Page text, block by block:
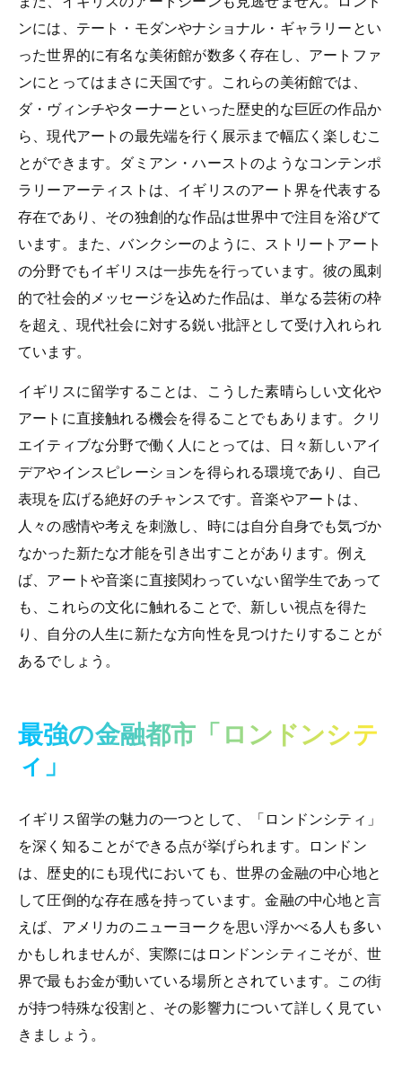
ンには、テート・モダンやナショナル・ギャラリーとい
った世界的に有名な美術館が数多く存在し、アートファ
ンにとってはまさに天国です。これらの美術館では、
ダ・ヴィンチやターナーといった歴史的な巨匠の作品か
ら、現代アートの最先端を行く展示まで幅広く楽しむこ
とができます。ダミアン・ハーストのようなコンテンポ
ラリーアーティストは、イギリスのアート界を代表する
存在であり、その独創的な作品は世界中で注目を浴びて
います。また、バンクシーのように、ストリートアート
の分野でもイギリスは一歩先を行っています。彼の風刺
的で社会的メッセージを込めた作品は、単なる芸術の枠
を超え、現代社会に対する鋭い批評として受け入れられ
ています。
イギリスに留学することは、こうした素晴らしい文化や
アートに直接触れる機会を得ることでもあります。クリ
エイティブな分野で働く人にとっては、日々新しいアイ
デアやインスピレーションを得られる環境であり、自己
表現を広げる絶好のチャンスです。音楽やアートは、
人々の感情や考えを刺激し、時には自分自身でも気づか
なかった新たな才能を引き出すことがあります。例え
ば、アートや音楽に直接関わっていない留学生であって
も、これらの文化に触れることで、新しい視点を得た
り、自分の人生に新たな方向性を見つけたりすることが
あるでしょう。
最強の金融都市「ロンドンシテ
ィ」
イギリス留学の魅力の一つとして、「ロンドンシティ」
を深く知ることができる点が挙げられます。ロンドン
は、歴史的にも現代においても、世界の金融の中心地と
して圧倒的な存在感を持っています。金融の中心地と言
えば、アメリカのニューヨークを思い浮かべる人も多い
かもしれませんが、実際にはロンドンシティこそが、世
界で最もお金が動いている場所とされています。この街
が持つ特殊な役割と、その影響力について詳しく見てい
きましょう。